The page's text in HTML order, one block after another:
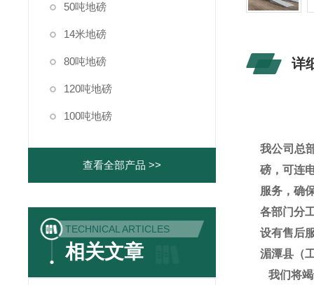
50吨地磅
14米地磅
80吨地磅
120吨地磅
100吨地磅
查看全部产品 >>
TECHNICAL ARTICLES
相关文章
详
我公司总
磅，可连
服务，确
各部门分
设有售后
湄潭县（
我们将